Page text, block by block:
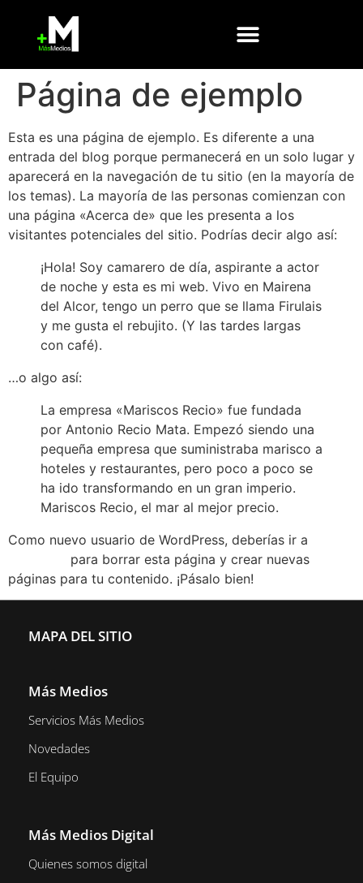
Página de ejemplo
Esta es una página de ejemplo. Es diferente a una
entrada del blog porque permanecerá en un solo lugar y
aparecerá en la navegación de tu sitio (en la mayoría de
los temas). La mayoría de las personas comienzan con
una página «Acerca de» que les presenta a los
visitantes potenciales del sitio. Podrías decir algo así:
¡Hola! Soy camarero de día, aspirante a actor
de noche y esta es mi web. Vivo en Mairena
del Alcor, tengo un perro que se llama Firulais
y me gusta el rebujito. (Y las tardes largas
con café).
…o algo así:
La empresa «Mariscos Recio» fue fundada
por Antonio Recio Mata. Empezó siendo una
pequeña empresa que suministraba marisco a
hoteles y restaurantes, pero poco a poco se
ha ido transformando en un gran imperio.
Mariscos Recio, el mar al mejor precio.
Como nuevo usuario de WordPress, deberías ir a
para borrar esta página y crear nuevas
páginas para tu contenido. ¡Pásalo bien!
MAPA DEL SITIO
Más Medios
Servicios Más Medios
Novedades
El Equipo
Más Medios Digital
Quienes somos digital